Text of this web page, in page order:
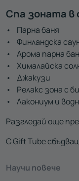
Спа зоната в
• Парна баня
• Финландска
• Арома парна
• Хималайска
• Джакузи
• Релакс зона с
• Лакониум и
Разгледай още
С Gift Tube
Научи повече